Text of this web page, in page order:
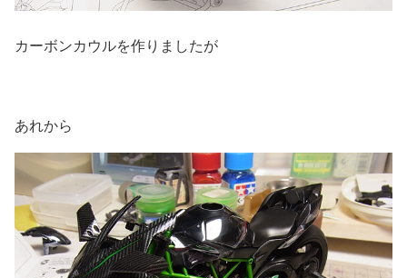
カーボンカウルを作りましたが
あれから